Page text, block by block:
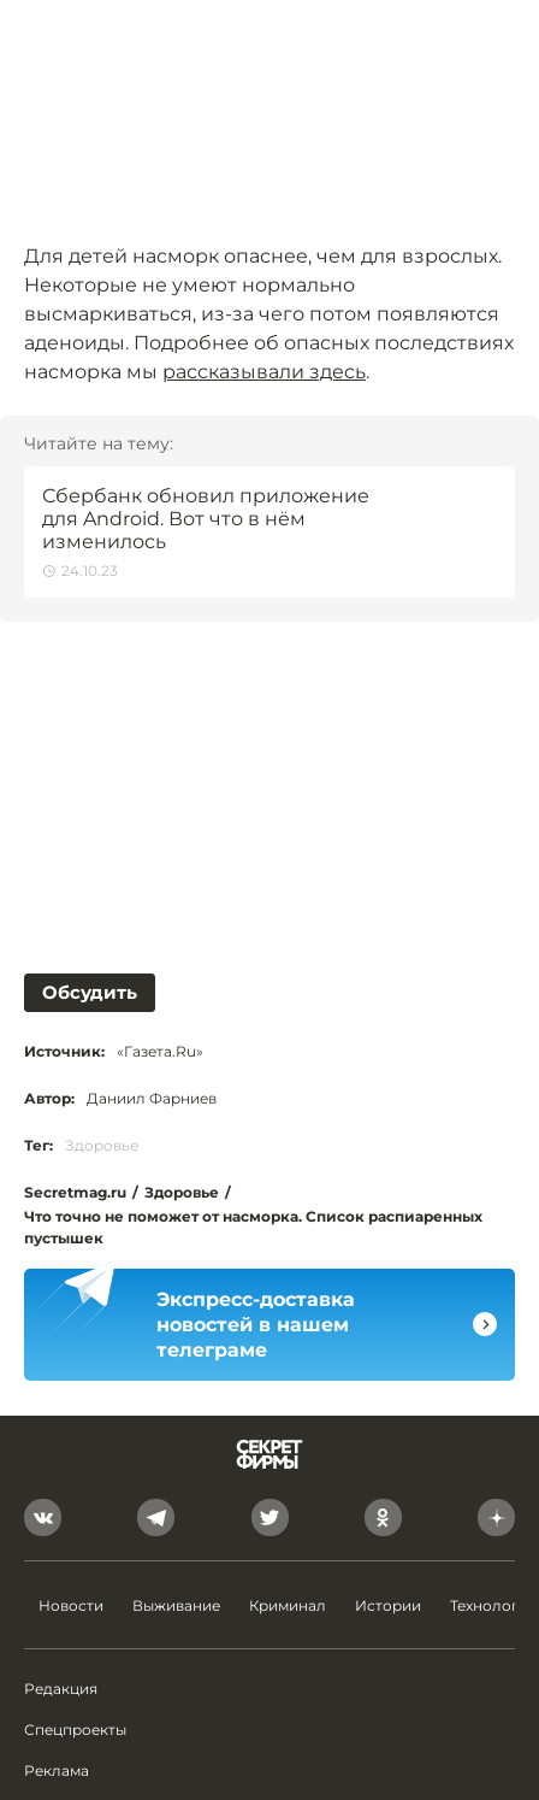
Для детей насморк опаснее, чем для взрослых.
Некоторые не умеют нормально
высмаркиваться, из-за чего потом появляются
аденоиды. Подробнее об опасных последствиях
насморка мы рассказывали здесь.
Читайте на тему:
Сбербанк обновил приложение
для Android. Вот что в нём
изменилось
24.10.23
Обсудить
Источник: «Газета.Ru»
Автор: Даниил Фарниев
Тег: Здоровье
Secretmag.ru / Здоровье /
Что точно не поможет от насморка. Список распиаренных
пустышек
Экспресс-доставка
новостей в нашем
телеграме
Новости Выживание Криминал Истории Технологии
Редакция
Спецпроекты
Реклама